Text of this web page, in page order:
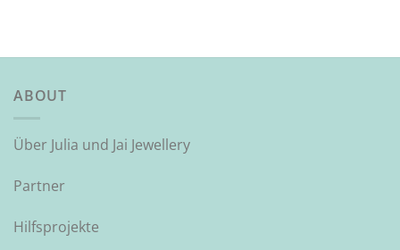
ABOUT
Über Julia und Jai Jewellery
Partner
Hilfsprojekte